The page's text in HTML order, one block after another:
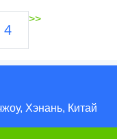
4
>>
Хэнань, Китай